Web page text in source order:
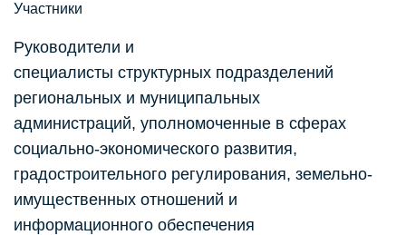
Участники
Руководители и
специалисты структурных подразделений
региональных и муниципальных
администраций, уполномоченные в сферах
социально-экономического развития,
градостроительного регулирования, земельно-
имущественных отношений и
информационного обеспечения